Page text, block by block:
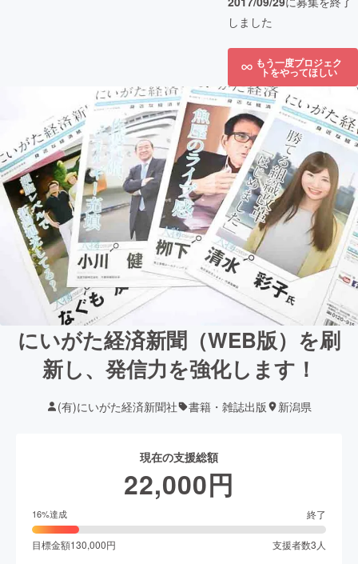
しました
もう一度プロジェク
トをやってほしい
にいがた経済新聞（WEB版）を刷
新し、発信力を強化します！
(有)にいがた経済新聞社 書籍・雑誌出版 新潟県
現在の支援総額
22,000円
16%達成 終了
目標金額130,000円 支援者数3 人